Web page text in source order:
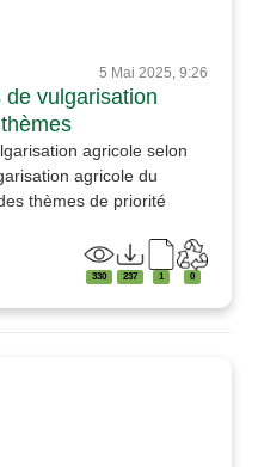
5 Mai 2025, 9:26
vulgarisation
agricole selon
agricole du
thèmes de priorité
330 237 1 0